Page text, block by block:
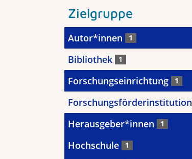
Zielgruppe
Autor*innen 1
Bibliothek 1
Forschungseinrichtung 1
Forschungsförderinstitution
Herausgeber*innen 1
Hochschule 1